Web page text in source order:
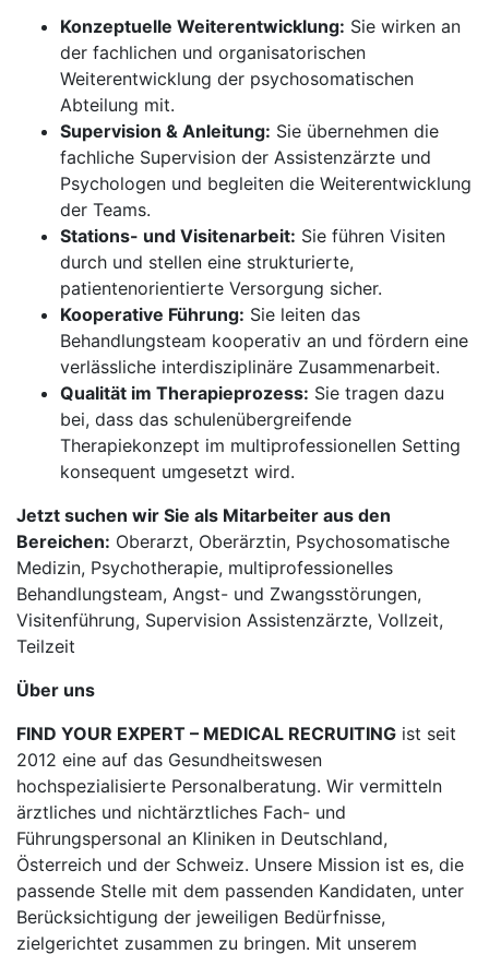
Konzeptuelle Weiterentwicklung: Sie wirken an
der fachlichen und organisatorischen
Weiterentwicklung der psychosomatischen
Abteilung mit.
Supervision & Anleitung: Sie übernehmen die
fachliche Supervision der Assistenzärzte und
Psychologen und begleiten die Weiterentwicklung
der Teams.
Stations- und Visitenarbeit: Sie führen Visiten
durch und stellen eine strukturierte,
patientenorientierte Versorgung sicher.
Kooperative Führung: Sie leiten das
Behandlungsteam kooperativ an und fördern eine
verlässliche interdisziplinäre Zusammenarbeit.
Qualität im Therapieprozess: Sie tragen dazu
bei, dass das schulenübergreifende
Therapiekonzept im multiprofessionellen Setting
konsequent umgesetzt wird.
Jetzt suchen wir Sie als Mitarbeiter aus den
Bereichen: Oberarzt, Oberärztin, Psychosomatische
Medizin, Psychotherapie, multiprofessionelles
Behandlungsteam, Angst- und Zwangsstörungen,
Visitenführung, Supervision Assistenzärzte, Vollzeit,
Teilzeit
Über uns
FIND YOUR EXPERT – MEDICAL RECRUITING ist seit
2012 eine auf das Gesundheitswesen
hochspezialisierte Personalberatung. Wir vermitteln
ärztliches und nichtärztliches Fach- und
Führungspersonal an Kliniken in Deutschland,
Österreich und der Schweiz. Unsere Mission ist es, die
passende Stelle mit dem passenden Kandidaten, unter
Berücksichtigung der jeweiligen Bedürfnisse,
zielgerichtet zusammen zu bringen. Mit unserem